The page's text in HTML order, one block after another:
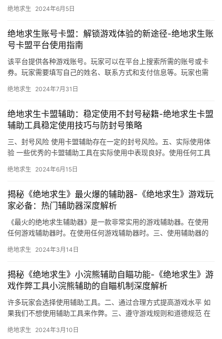
绝地求生 2024年6月5日
绝地求生账号卡盟：解锁游戏体验的新途径-绝地求生账
号卡盟平台使用指南
该平台提供各种游戏账号。玩家可以在平台上搜索所需的账号或卡
券。玩家需要填写自己的姓名、联系方式和支付信息等。玩家也需
绝地求生 2024年7月31日
绝地求生卡盟辅助：稳定使用不封号秘籍-绝地求生卡盟
辅助工具稳定使用技巧与防封号策略
三、封号风险 使用卡盟辅助存在一定的封号风险。五、实际使用体
验 一些优秀的卡盟辅助工具在实际使用中表现良好。使用任何工具
绝地求生 2024年6月15日
揭秘《绝地求生》最火爆的辅助器-《绝地求生》游戏玩
家必备：热门辅助器深度解析
《最火的绝地求生辅助器》是一款非常实用的游戏辅助器。在使用
任何游戏辅助器时。在使用任何游戏辅助器时。三、使用辅助器的
绝地求生 2024年3月14日
揭秘《绝地求生》小浣熊辅助自瞄功能-《绝地求生》游
戏作弊工具小浣熊辅助的自瞄机制深度解析
许多玩家会选择使用辅助工具。二、通过合理方式提高游戏水平 如
果我们不想使用辅助工具来作弊。三、遵守游戏规则和道德规范 在
绝地求生 2024年3月10日